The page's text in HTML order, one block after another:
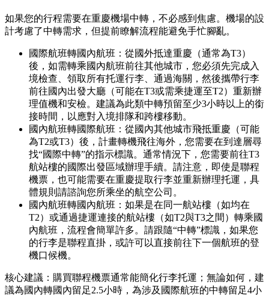
如果您的行程需要在重慶機場中轉，不必感到焦慮。機場的設
計考慮了中轉需求，但提前瞭解流程能避免手忙腳亂。
國際航班轉國內航班：從國外抵達重慶（通常為T3）
後，如需轉乘國內航班前往其他城市，您必須先完成入
境檢查、領取所有托運行李、通過海關，然後攜帶行李
前往國內出發大廳（可能在T3或需乘捷運至T2）重新辦
理值機和安檢。建議為此類中轉預留至少3小時以上的銜
接時間，以應對入境排隊和跨樓移動。
國內航班轉國際航班：從國內其他城市飛抵重慶（可能
為T2或T3）後，計畫轉機飛往海外，您需要在到達層尋
找“國際中轉”的指示標識。通常情況下，您需要前往T3
航站樓的國際出發區域辦理手續。請注意，即使是聯程
機票，也可能需要在重慶提取行李並重新辦理托運，具
體規則請諮詢您所乘坐的航空公司。
國內航班轉國內航班：如果是在同一航站樓（如均在
T2）或通過捷運連接的航站樓（如T2與T3之間）轉乘國
內航班，流程會簡單許多。請跟隨“中轉”標識，如果您
的行李是聯程直掛，或許可以直接前往下一個航班的登
機口候機。
核心建議：購買聯程機票通常能簡化行李托運；無論如何，建
議為國內轉國內留足2.5小時，為涉及國際航班的中轉留足4小